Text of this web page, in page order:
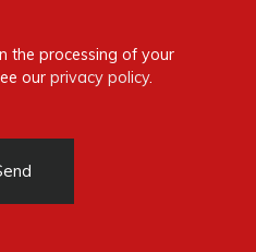
the processing of your
our privacy policy.